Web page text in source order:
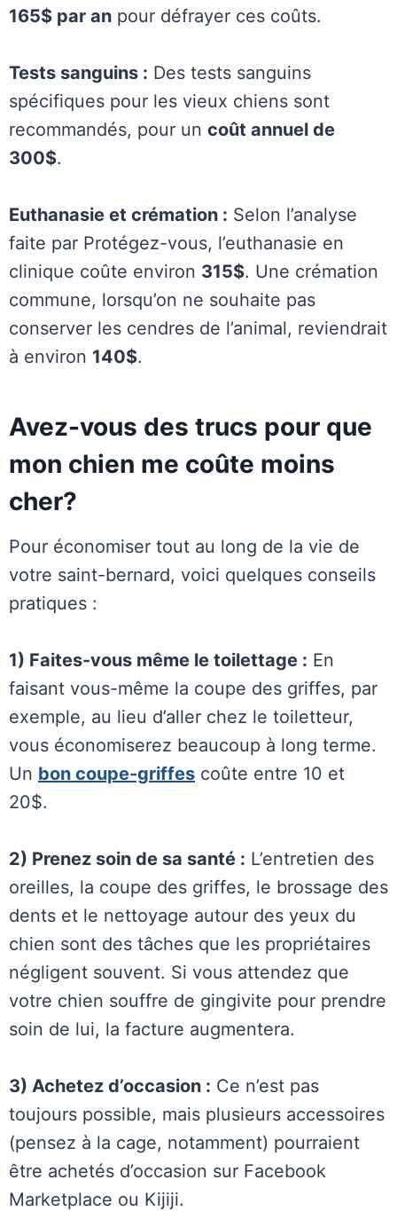
165$ par an pour défrayer ces coûts.
Tests sanguins : Des tests sanguins
spécifiques pour les vieux chiens sont
recommandés, pour un coût annuel de
300$.
Euthanasie et crémation : Selon l’analyse
faite par Protégez-vous, l’euthanasie en
clinique coûte environ 315$. Une crémation
commune, lorsqu’on ne souhaite pas
conserver les cendres de l’animal, reviendrait
à environ 140$.
Avez-vous des trucs pour que
mon chien me coûte moins
cher?
Pour économiser tout au long de la vie de
votre saint-bernard, voici quelques conseils
pratiques :
1) Faites-vous même le toilettage : En
faisant vous-même la coupe des griffes, par
exemple, au lieu d’aller chez le toiletteur,
vous économiserez beaucoup à long terme.
Un bon coupe-griffes coûte entre 10 et
20$.
2) Prenez soin de sa santé : L’entretien des
oreilles, la coupe des griffes, le brossage des
dents et le nettoyage autour des yeux du
chien sont des tâches que les propriétaires
négligent souvent. Si vous attendez que
votre chien souffre de gingivite pour prendre
soin de lui, la facture augmentera.
3) Achetez d’occasion : Ce n’est pas
toujours possible, mais plusieurs accessoires
(pensez à la cage, notamment) pourraient
être achetés d’occasion sur Facebook
Marketplace ou Kijiji.